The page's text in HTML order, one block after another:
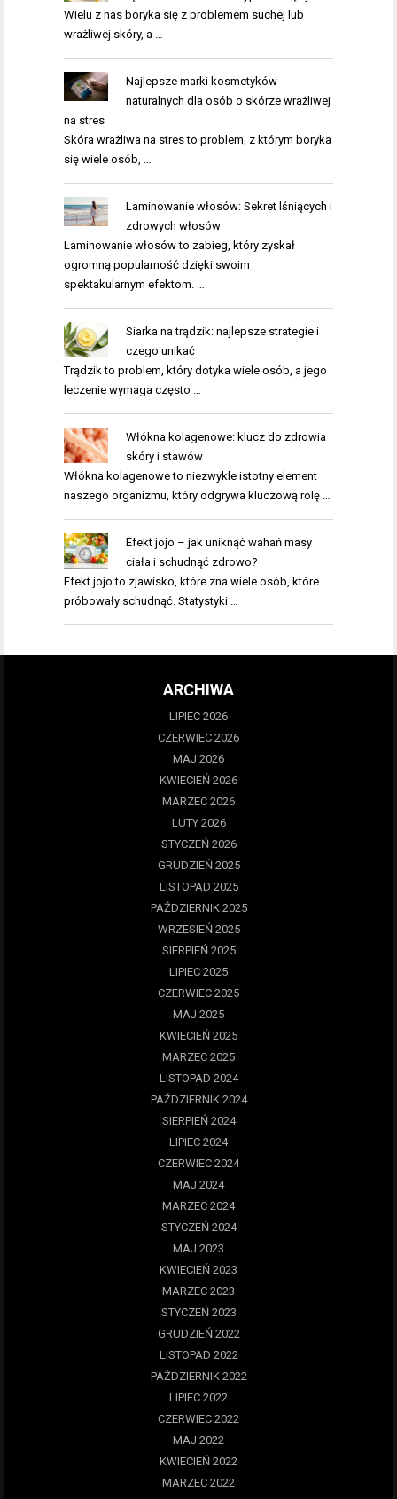
Wielu z nas boryka się z problemem suchej lub
wrażliwej skóry, a …
Najlepsze marki kosmetyków
naturalnych dla osób o skórze wrażliwej
na stres
Skóra wrażliwa na stres to problem, z którym boryka
się wiele osób, …
Laminowanie włosów: Sekret lśniących i
zdrowych włosów
Laminowanie włosów to zabieg, który zyskał
ogromną popularność dzięki swoim
spektakularnym efektom. …
Siarka na trądzik: najlepsze strategie i
czego unikać
Trądzik to problem, który dotyka wiele osób, a jego
leczenie wymaga często …
Włókna kolagenowe: klucz do zdrowia
skóry i stawów
Włókna kolagenowe to niezwykle istotny element
naszego organizmu, który odgrywa kluczową rolę …
Efekt jojo – jak uniknąć wahań masy
ciała i schudnąć zdrowo?
Efekt jojo to zjawisko, które zna wiele osób, które
próbowały schudnąć. Statystyki …
ARCHIWA
LIPIEC 2026
CZERWIEC 2026
MAJ 2026
KWIECIEŃ 2026
MARZEC 2026
LUTY 2026
STYCZEŃ 2026
GRUDZIEŃ 2025
LISTOPAD 2025
PAŹDZIERNIK 2025
WRZESIEŃ 2025
SIERPIEŃ 2025
LIPIEC 2025
CZERWIEC 2025
MAJ 2025
KWIECIEŃ 2025
MARZEC 2025
LISTOPAD 2024
PAŹDZIERNIK 2024
SIERPIEŃ 2024
LIPIEC 2024
CZERWIEC 2024
MAJ 2024
MARZEC 2024
STYCZEŃ 2024
MAJ 2023
KWIECIEŃ 2023
MARZEC 2023
STYCZEŃ 2023
GRUDZIEŃ 2022
LISTOPAD 2022
PAŹDZIERNIK 2022
LIPIEC 2022
CZERWIEC 2022
MAJ 2022
KWIECIEŃ 2022
MARZEC 2022